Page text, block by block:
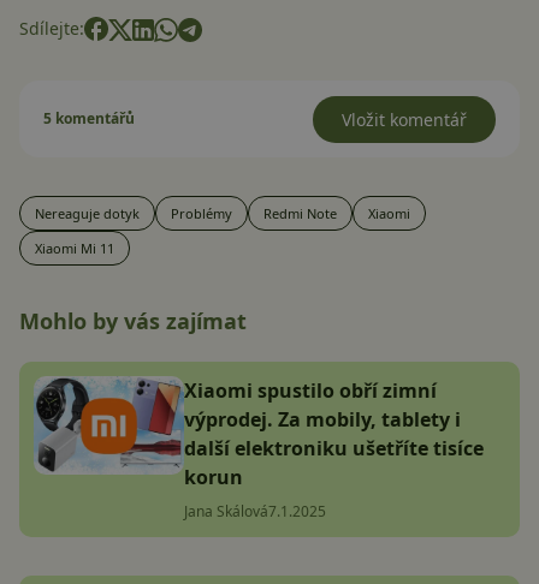
Sdílejte:
5 komentářů Vložit komentář
Nereaguje dotyk Problémy Redmi Note
Xiaomi
Xiaomi Mi 11
Mohlo by vás zajímat
Xiaomi spustilo obří zimní
výprodej. Za mobily, tablety i
další elektroniku ušetříte tisíce
korun
Jana Skálová7.1.2025